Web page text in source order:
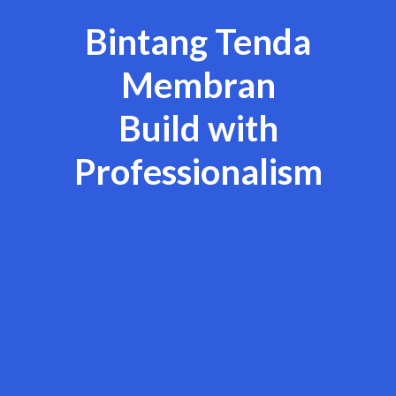
Bintang Tenda
Membran
Build with
Professionalism